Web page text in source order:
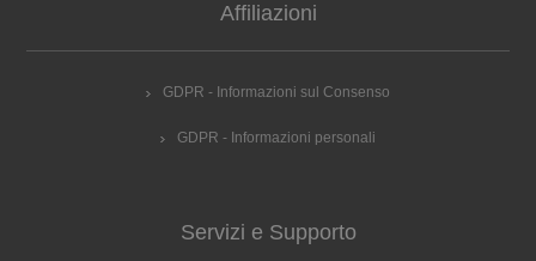
Affiliazioni
GDPR - Informazioni sul Consenso
GDPR - Informazioni personali
Servizi e Supporto